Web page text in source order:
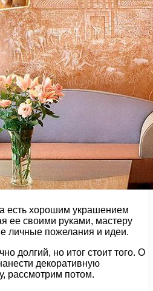
есть хорошим украшением
ее своими руками, мастеру
личные пожелания и идеи.
долгий, но итог стоит того. О
декоративную
рассмотрим потом.